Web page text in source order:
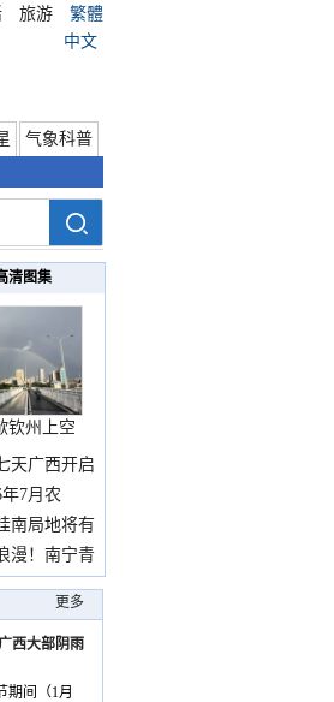
旅游
繁體
中文
气象科普
清图集
钦州上空
邂逅
天广西开启
7月农
南局地将有
漫！南宁青
更多
西大部阴雨
期间（1月